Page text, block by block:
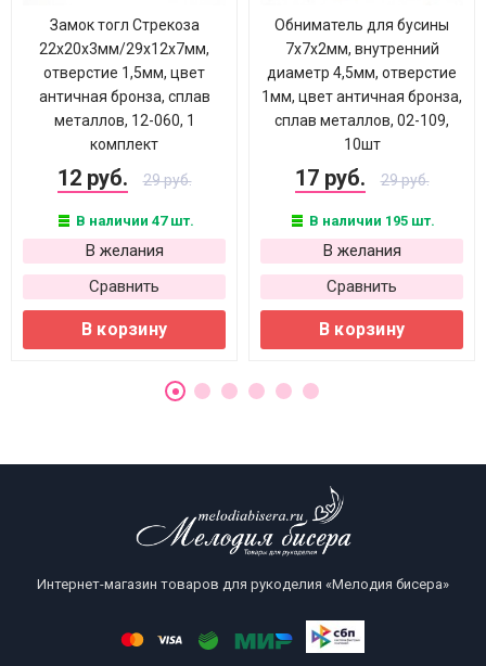
Замок тогл Стрекоза
22х20х3мм/29х12х7мм,
отверстие 1,5мм, цвет
античная бронза, сплав
металлов, 12-060, 1
комплект
12 руб. 29 руб.
В наличии 47 шт.
В желания
Сравнить
В корзину
Обниматель для бусины
7х7х2мм, внутренний
диаметр 4,5мм, отверстие
1мм, цвет античная бронза,
сплав металлов, 02-109,
10шт
17 руб. 29 руб.
В наличии 195 шт.
В желания
Сравнить
В корзину
Интернет-магазин товаров для рукоделия «Мелодия бисера»